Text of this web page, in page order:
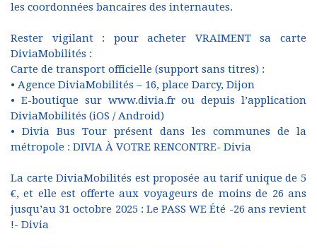
les coordonnées bancaires des internautes.
Rester vigilant : pour acheter VRAIMENT sa carte
DiviaMobilités :
Carte de transport officielle (support sans titres) :
• Agence DiviaMobilités – 16, place Darcy, Dijon
• E-boutique sur www.divia.fr ou depuis l’application
DiviaMobilités (iOS / Android)
• Divia Bus Tour présent dans les communes de la
métropole : DIVIA À VOTRE RENCONTRE- Divia
La carte DiviaMobilités est proposée au tarif unique de 5
€, et elle est offerte aux voyageurs de moins de 26 ans
jusqu’au 31 octobre 2025 : Le PASS WE Été -26 ans revient
!- Divia